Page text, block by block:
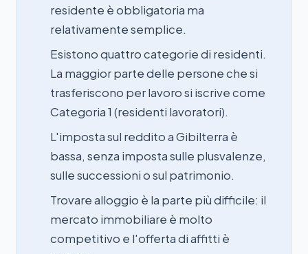
residente è obbligatoria ma
relativamente semplice.
Esistono quattro categorie di residenti.
La maggior parte delle persone che si
trasferiscono per lavoro si iscrive come
Categoria 1 (residenti lavoratori).
L'imposta sul reddito a Gibilterra è
bassa, senza imposta sulle plusvalenze,
sulle successioni o sul patrimonio.
Trovare alloggio è la parte più difficile: il
mercato immobiliare è molto
competitivo e l'offerta di affitti è